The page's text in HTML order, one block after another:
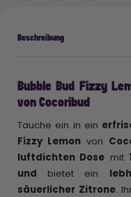
Beschreibung
Bubble Bud Fizzy
von Cocoribud
Tauche ein in ein
Fizzy Lemon von
luftdichten Dose mit
und bietet ein
säuerlicher Zitrone.